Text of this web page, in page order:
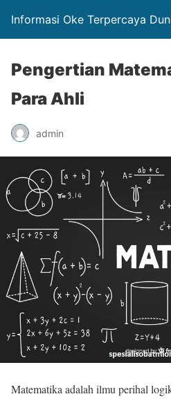
Informasi Oke Terpercaya
Pengertian
Para Ahli
admin
Matematika adalah ilmu perihal